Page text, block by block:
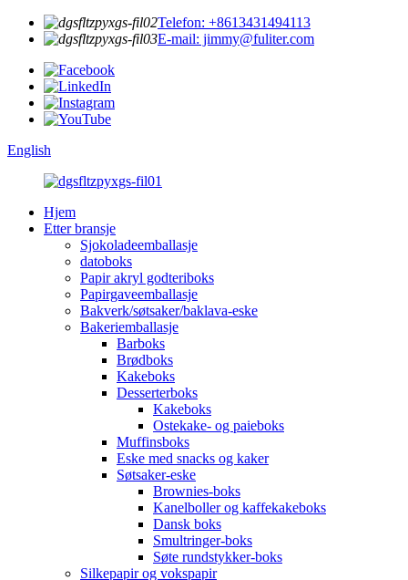
Telefon: +8613431494113
E-mail: jimmy@fuliter.com
English
Hjem
Etter bransje
Sjokoladeemballasje
datoboks
Papir akryl godteriboks
Papirgaveemballasje
Bakverk/søtsaker/baklava-eske
Bakeriemballasje
Barboks
Brødboks
Kakeboks
Desserterboks
Kakeboks
Ostekake- og paieboks
Muffinsboks
Eske med snacks og kaker
Søtsaker-eske
Brownies-boks
Kanelboller og kaffekakeboks
Dansk boks
Smultringer-boks
Søte rundstykker-boks
Silkepapir og vokspapir